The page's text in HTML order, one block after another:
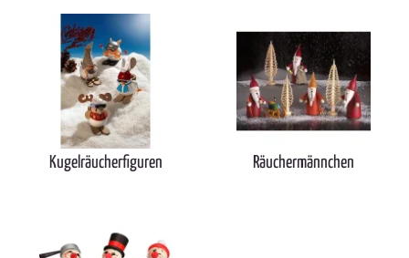
Kugelräucherfiguren Räuchermännchen